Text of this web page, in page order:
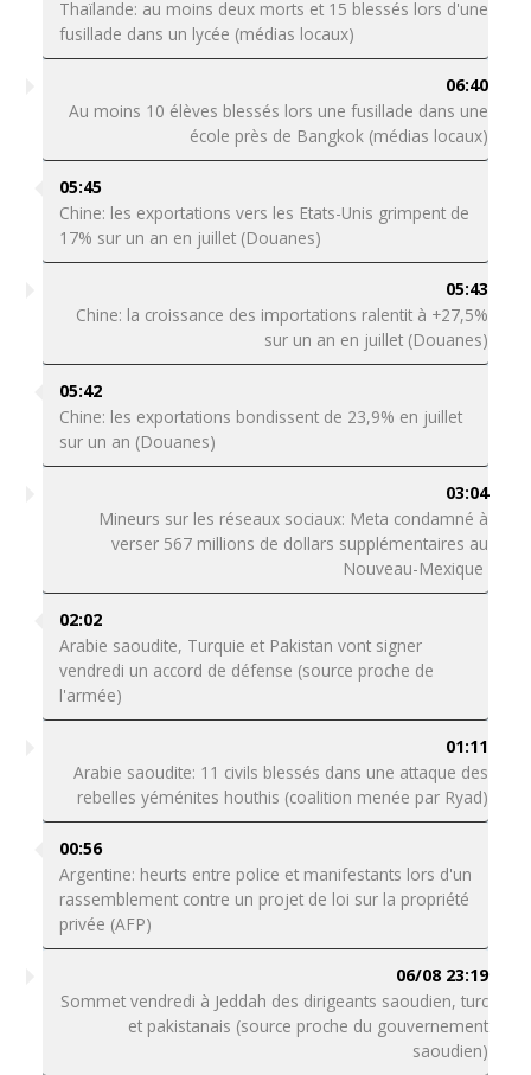
Thaïlande: au moins deux morts et 15 blessés lors d'une
fusillade dans un lycée (médias locaux)
06:40
Au moins 10 élèves blessés lors une fusillade dans une
école près de Bangkok (médias locaux)
05:45
Chine: les exportations vers les Etats-Unis grimpent de
17% sur un an en juillet (Douanes)
05:43
Chine: la croissance des importations ralentit à +27,5%
sur un an en juillet (Douanes)
05:42
Chine: les exportations bondissent de 23,9% en juillet
sur un an (Douanes)
03:04
Mineurs sur les réseaux sociaux: Meta condamné à
verser 567 millions de dollars supplémentaires au
Nouveau-Mexique
02:02
Arabie saoudite, Turquie et Pakistan vont signer
vendredi un accord de défense (source proche de
l'armée)
01:11
Arabie saoudite: 11 civils blessés dans une attaque des
rebelles yéménites houthis (coalition menée par Ryad)
00:56
Argentine: heurts entre police et manifestants lors d'un
rassemblement contre un projet de loi sur la propriété
privée (AFP)
06/08 23:19
Sommet vendredi à Jeddah des dirigeants saoudien, turc
et pakistanais (source proche du gouvernement
saoudien)